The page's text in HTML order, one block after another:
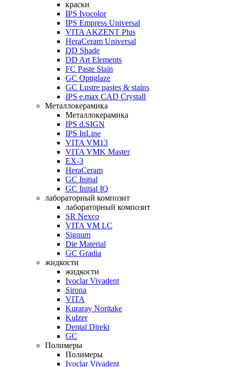
краски
IPS Ivocolor
IPS Empress Universal
VITA AKZENT Plus
HeraCeram Universal
DD Shade
DD Art Elements
FC Paste Stain
GC Optiglaze
GC Lustre pastes & stains
IPS e.max CAD Crystall
Металлокерамика
Металлокерамика
IPS d.SIGN
IPS InLine
VITA VM13
VITA VMK Master
EX-3
HeraCeram
GC Initial
GC Initial IQ
лабораторный композит
лабораторный композит
SR Nexco
VITA VM LC
Signum
Die Material
GC Gradia
жидкости
жидкости
Ivoclar Vivadent
Sirona
VITA
Kuraray Noritake
Kulzer
Dental Direkt
GC
Полимеры
Полимеры
Ivoclar Vivadent